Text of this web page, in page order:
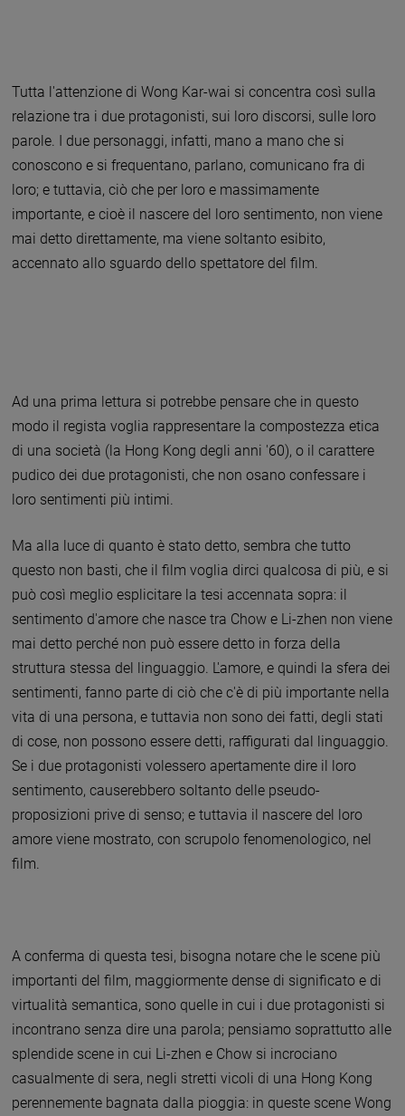
Tutta l'attenzione di Wong Kar-wai si concentra così sulla
relazione tra i due protagonisti, sui loro discorsi, sulle loro
parole. I due personaggi, infatti, mano a mano che si
conoscono e si frequentano, parlano, comunicano fra di
loro; e tuttavia, ciò che per loro e massimamente
importante, e cioè il nascere del loro sentimento, non viene
mai detto direttamente, ma viene soltanto esibito,
accennato allo sguardo dello spettatore del film.
Ad una prima lettura si potrebbe pensare che in questo
modo il regista voglia rappresentare la compostezza etica
di una società (la Hong Kong degli anni '60), o il carattere
pudico dei due protagonisti, che non osano confessare i
loro sentimenti più intimi.
Ma alla luce di quanto è stato detto, sembra che tutto
questo non basti, che il film voglia dirci qualcosa di più, e si
può così meglio esplicitare la tesi accennata sopra: il
sentimento d'amore che nasce tra Chow e Li-zhen non viene
mai detto perché non può essere detto in forza della
struttura stessa del linguaggio. L'amore, e quindi la sfera dei
sentimenti, fanno parte di ciò che c'è di più importante nella
vita di una persona, e tuttavia non sono dei fatti, degli stati
di cose, non possono essere detti, raffigurati dal linguaggio.
Se i due protagonisti volessero apertamente dire il loro
sentimento, causerebbero soltanto delle pseudo-
proposizioni prive di senso; e tuttavia il nascere del loro
amore viene mostrato, con scrupolo fenomenologico, nel
film.
A conferma di questa tesi, bisogna notare che le scene più
importanti del film, maggiormente dense di significato e di
virtualità semantica, sono quelle in cui i due protagonisti si
incontrano senza dire una parola; pensiamo soprattutto alle
splendide scene in cui Li-zhen e Chow si incrociano
casualmente di sera, negli stretti vicoli di una Hong Kong
perennemente bagnata dalla pioggia: in queste scene Wong